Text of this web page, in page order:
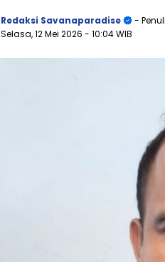
Redaksi Savanaparadise
-
Selasa, 12 Mei 2026 - 10:04 WIB